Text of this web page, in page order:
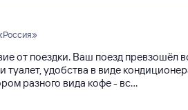
от поездки. Ваш поезд превзошёл
туалет, удобства в виде
разного вида кофе - вс...